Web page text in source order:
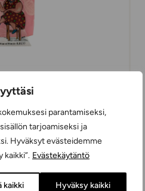
parantamiseksi,
tarjoamiseksi ja
Hyväksyt evästeidemme
kaikki”. Evästekäytäntö
kaikki Hyväksy kaikki
tetra
50 cl RANSKA